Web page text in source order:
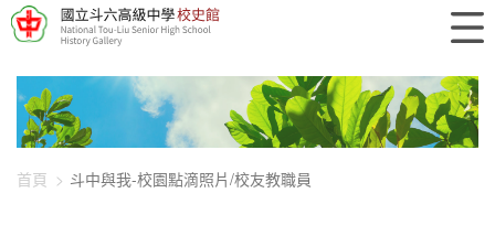
448-1178
首頁 斗中與我-校園點滴照片/校友教職員